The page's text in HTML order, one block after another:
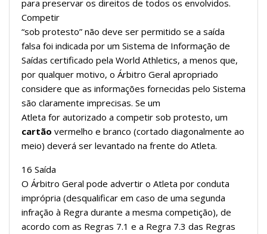
para preservar os direitos de todos os envolvidos.
Competir
“sob protesto” não deve ser permitido se a saída
falsa foi indicada por um Sistema de Informação de
Saídas certificado pela World Athletics, a menos que,
por qualquer motivo, o Árbitro Geral apropriado
considere que as informações fornecidas pelo Sistema
são claramente imprecisas. Se um
Atleta for autorizado a competir sob protesto, um
cartão vermelho e branco (cortado diagonalmente ao
meio) deverá ser levantado na frente do Atleta.
16 Saída
O Árbitro Geral pode advertir o Atleta por conduta
imprópria (desqualificar em caso de uma segunda
infração à Regra durante a mesma competição), de
acordo com as Regras 7.1 e a Regra 7.3 das Regras